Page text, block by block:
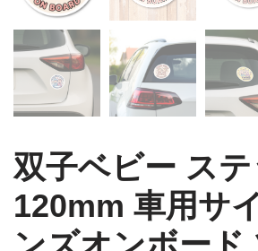
双子ベビー ス
120mm 車用サ